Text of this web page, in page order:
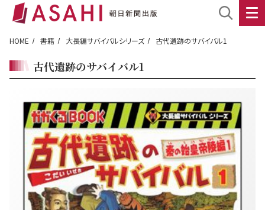
HOME 書籍 大長編サバイバルシリーズ 古代遺跡のサバイバル1
古代遺跡のサバイバル1